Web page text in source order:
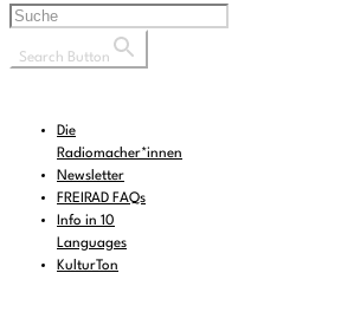
Search Button
Die
Radiomacher*innen
Newsletter
FREIRAD FAQs
Info in 10
Languages
KulturTon